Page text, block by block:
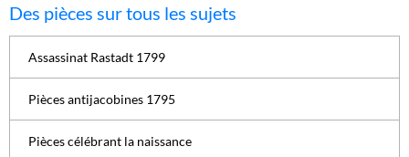
Des pièces sur tous les sujets
Assassinat Rastadt 1799
Pièces antijacobines 1795
Pièces célébrant la naissance